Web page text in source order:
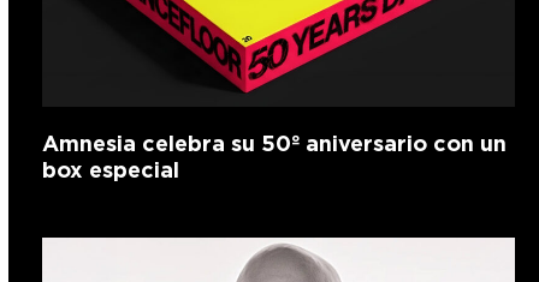
Amnesia celebra su 50º aniversario con un
box especial